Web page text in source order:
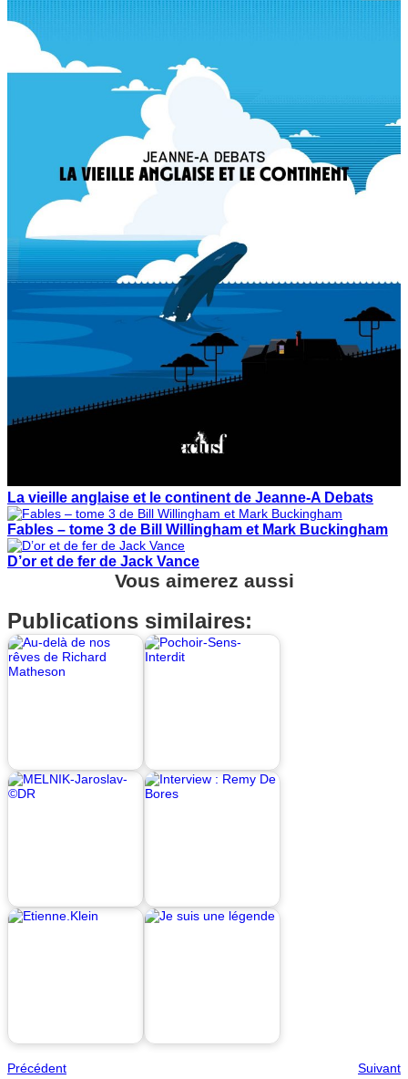
La vieille anglaise et le continent de Jeanne-A Debats
Fables – tome 3 de Bill Willingham et Mark Buckingham
D’or et de fer de Jack Vance
Vous aimerez aussi
Publications similaires:
Précédent Suivant